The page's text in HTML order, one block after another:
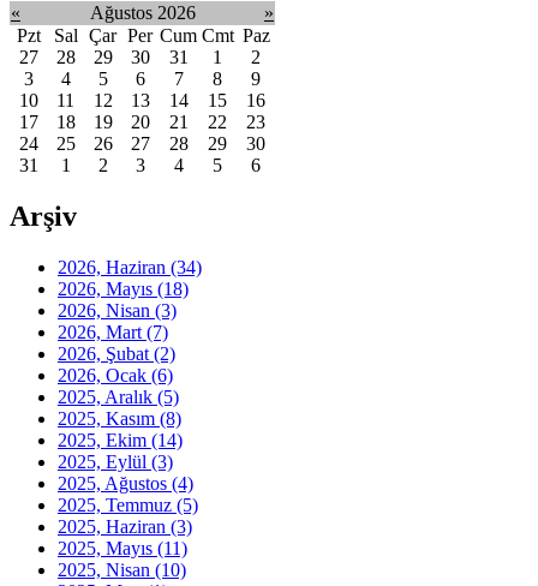
« Ağustos 2026
»
Pzt
Sal Çar Per Cum Cmt Paz
27
28 29 30 31 1
2
3
4 5 6 7 8
9
10
11 12 13 14 15
16
17
18 19 20 21 22
23
24
25 26 27 28 29
30
31
1 2 3 4 5 6
Arşiv
2026, Haziran (34)
2026, Mayıs (18)
2026, Nisan (3)
2026, Mart (7)
2026, Şubat (2)
2026, Ocak (6)
2025, Aralık (5)
2025, Kasım (8)
2025, Ekim (14)
2025, Eylül (3)
2025, Ağustos (4)
2025, Temmuz (5)
2025, Haziran (3)
2025, Mayıs (11)
2025, Nisan (10)